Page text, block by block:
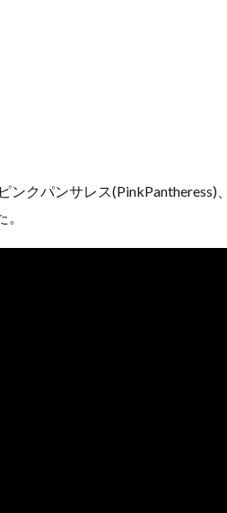
ンクパンサレス(PinkPantheress)